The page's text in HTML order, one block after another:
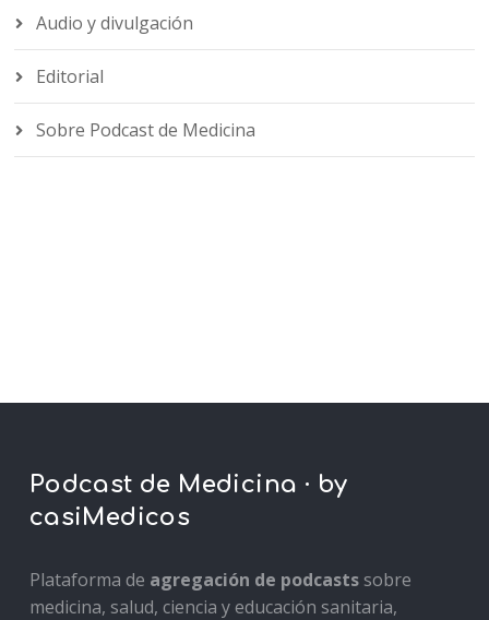
Audio y divulgación
Editorial
Sobre Podcast de Medicina
Podcast de Medicina · by
casiMedicos
Plataforma de agregación de podcastssobre
medicina, salud, ciencia y educación sanitaria,